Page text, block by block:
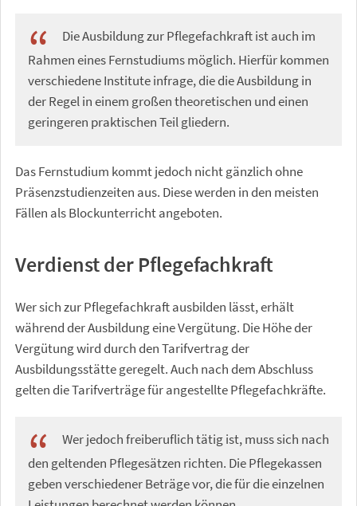
Die Ausbildung zur Pflegefachkraft ist auch im
Rahmen eines Fernstudiums möglich. Hierfür kommen
verschiedene Institute infrage, die die Ausbildung in
der Regel in einem großen theoretischen und einen
geringeren praktischen Teil gliedern.
Das Fernstudium kommt jedoch nicht gänzlich ohne
Präsenzstudienzeiten aus. Diese werden in den meisten
Fällen als Blockunterricht angeboten.
Verdienst der Pflegefachkraft
Wer sich zur Pflegefachkraft ausbilden lässt, erhält
während der Ausbildung eine Vergütung. Die Höhe der
Vergütung wird durch den Tarifvertrag der
Ausbildungsstätte geregelt. Auch nach dem Abschluss
gelten die Tarifverträge für angestellte Pflegefachkräfte.
Wer jedoch freiberuflich tätig ist, muss sich nach
den geltenden Pflegesätzen richten. Die Pflegekassen
geben verschiedener Beträge vor, die für die einzelnen